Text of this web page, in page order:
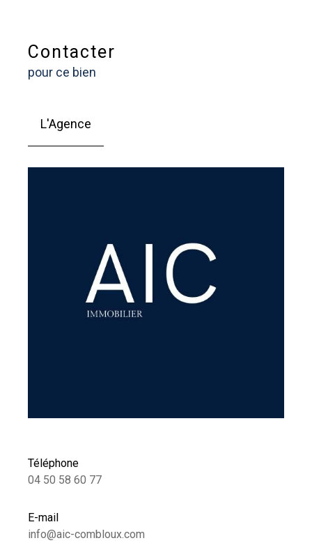
Contacter
pour ce bien
L'Agence
Téléphone
04 50 58 60 77
E-mail
info@aic-combloux.com